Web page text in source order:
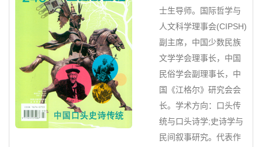
士生导师。国际哲学与
人文科学理事会(CIPSH)
副主席，中国少数民族
文学学会理事长，中国
民俗学会副理事长，中
国《江格尔》研究会会
长。学术方向：口头传
统与口头诗学;史诗学与
民间叙事研究。代表作